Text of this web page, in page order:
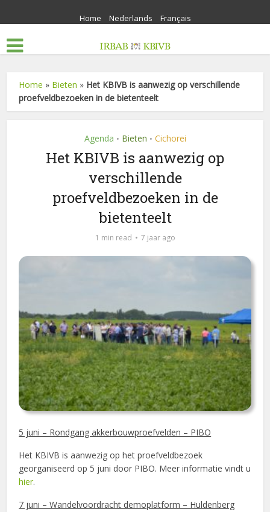
Home Nederlands Français
Home » Bieten » Het KBIVB is aanwezig op verschillende
proefveldbezoeken in de bietenteelt
Agenda • Bieten • Cichorei
Het KBIVB is aanwezig op
verschillende
proefveldbezoeken in de
bietenteelt
1 min read 7 jaar ago
5 juni – Rondgang akkerbouwproefvelden – PIBO
Het KBIVB is aanwezig op het proefveldbezoek
georganiseerd op 5 juni door PIBO. Meer informatie vindt u
hier.
7 juni – Wandelvoordracht demoplatform – Huldenberg